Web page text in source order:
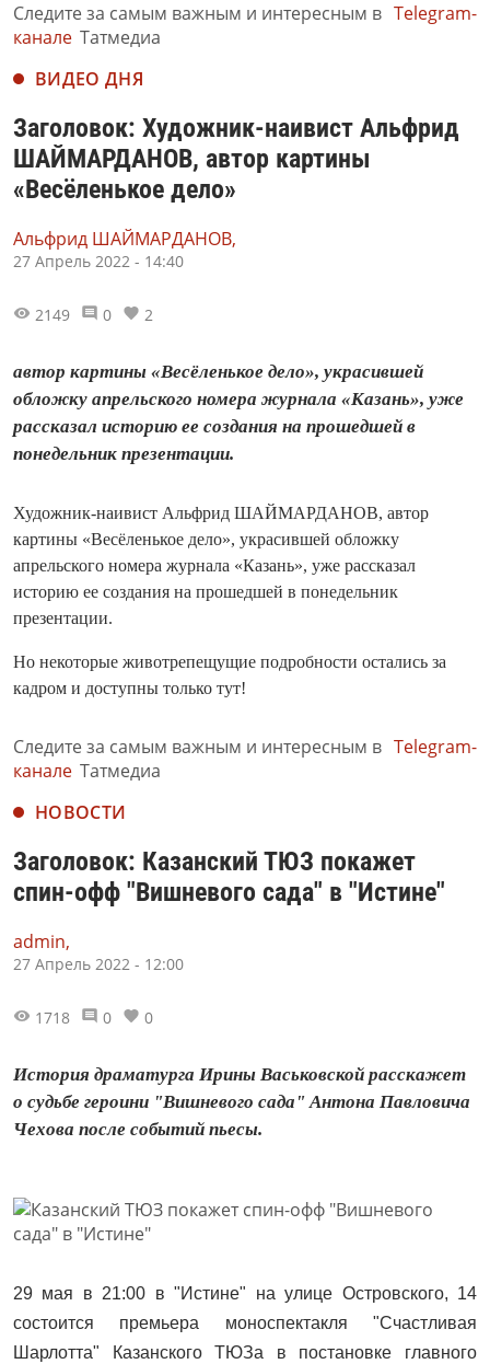
Следите за самым важным и интересным в Telegram-
канале Татмедиа
ВИДЕО ДНЯ
Заголовок: Художник-наивист Альфрид
ШАЙМАРДАНОВ, автор картины
«Весёленькое дело»
Альфрид ШАЙМАРДАНОВ,
27 Апрель 2022 - 14:40
2149 0 2
автор картины «Весёленькое дело», украсившей
обложку апрельского номера журнала «Казань», уже
рассказал историю ее создания на прошедшей в
понедельник презентации.
Художник-наивист Альфрид ШАЙМАРДАНОВ, автор
картины «Весёленькое дело», украсившей обложку
апрельского номера журнала «Казань», уже рассказал
историю ее создания на прошедшей в понедельник
презентации.
Но некоторые животрепещущие подробности остались за
кадром и доступны только тут!
Следите за самым важным и интересным в Telegram-
канале Татмедиа
НОВОСТИ
Заголовок: Казанский ТЮЗ покажет
спин-офф "Вишневого сада" в "Истине"
admin,
27 Апрель 2022 - 12:00
1718 0 0
История драматурга Ирины Васьковской расскажет
о судьбе героини "Вишневого сада" Антона Павловича
Чехова после событий пьесы.
29 мая в 21:00 в "Истине" на улице Островского, 14
состоится премьера моноспектакля "Счастливая
Шарлотта" Казанского ТЮЗа в постановке главного